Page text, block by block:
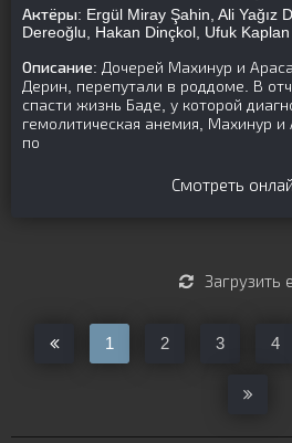
Актёры: Ergül Miray Şahin, Ali Yağız
Dereoğlu, Hakan Dinçkol, Ufuk Kaplan
Описание: Дочерей Махинур и
Дерин, перепутали в роддоме. В
спасти жизнь Баде, у которой
гемолитическая анемия, Махинур
по
Смотреть
Загрузить
1 2 3 4